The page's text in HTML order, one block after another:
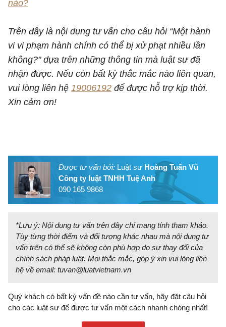
nào?
Trên đây là nội dung tư vấn cho câu hỏi “Một hành
vi vi phạm hành chính có thể bị xử phạt nhiều lần
không?" dựa trên những thông tin mà luật sư đã
nhận được. Nếu còn bất kỳ thắc mắc nào liên quan,
vui lòng liên hệ 19006192 để được hỗ trợ kịp thời.
Xin cảm ơn!
Được tư vấn bởi: Luật sư Hoàng Tuấn Vũ
Công ty luật TNHH Tuệ Anh
090 165 9868
*Lưu ý: Nội dung tư vấn trên đây chỉ mang tính tham khảo.
Tùy từng thời điểm và đối tượng khác nhau mà nội dung tư
vấn trên có thể sẽ không còn phù hợp do sự thay đổi của
chính sách pháp luật. Mọi thắc mắc, góp ý xin vui lòng liên
hệ về email: tuvan@luatvietnam.vn
Quý khách có bất kỳ vấn đề nào cần tư vấn, hãy đặt câu hỏi
cho các luật sư để được tư vấn một cách nhanh chóng nhất!